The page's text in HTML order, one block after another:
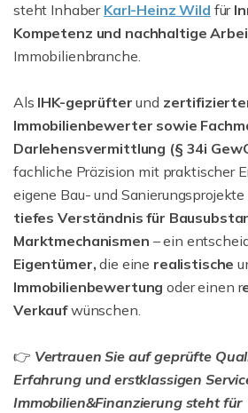
steht Inhaber Karl-Heinz Wild für
Kompetenz und nachhaltige
Immobilienbranche.
Als IHK-geprüfterund
Immobilienbewerter sowie
Darlehensvermittlung (§ 34i
fachliche Präzision mit praktischer
eigene Bau- und
tiefes Verständnis für
Marktmechanismen – ein
Eigentümer, die eine realistische
Immobilienbewertung oder einen r
Verkaufwünschen.
👉 Vertrauen Sie auf geprüfte
Erfahrung und erstklassigen
Immobilien&Finanzierung steht für